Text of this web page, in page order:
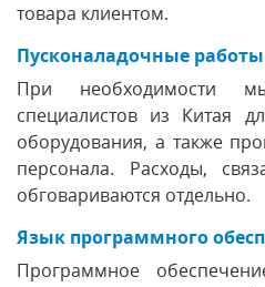
товара клиентом.
Пусконаладочные
При необходимости
специалистов из Китая
оборудования, а также
персонала. Расходы,
обговариваются отдельно.
Язык программного
Программное